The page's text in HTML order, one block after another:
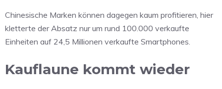
Chinesische Marken können dagegen kaum profitieren, hier
kletterte der Absatz nur um rund 100.000 verkaufte
Einheiten auf 24,5 Millionen verkaufte Smartphones.
Kauflaune kommt wieder